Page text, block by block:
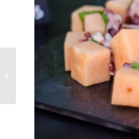
¿Cuáles son los
catering temáticos que
ofrecemos en Catering